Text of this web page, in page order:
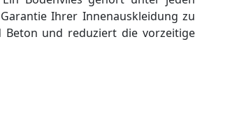
Ihrer Innenauskleidung zu
Beton und reduziert die vorzeitige